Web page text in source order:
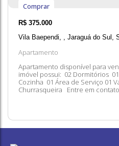
Apartamento
R$ 375.000
Vila Baependi
Jaraguá do Sul
Apartamento disponível para
imóvel possui: 02 Dormitórios 01 Banheiro 01 Sala/Jantar 01
Cozinha 01 Área de Serviço 01
Churrasqueira Entre em contato conosco para mais
disponibilidade e valores dos
Comprar